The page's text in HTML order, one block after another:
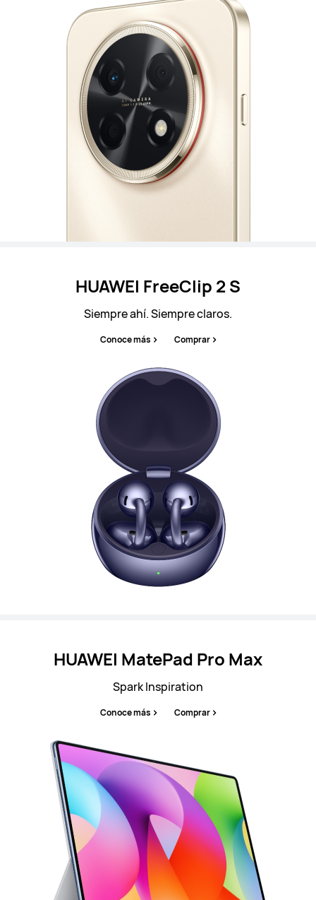
HUAWEI FreeClip 2 S
Siempre ahí. Siempre claros.
Conoce más Comprar
HUAWEI MatePad Pro Max
Spark Inspiration
Conoce más Comprar